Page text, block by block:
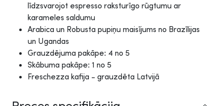
līdzsvarojot espresso raksturīgo rūgtumu ar
karameles saldumu
Arabica un Robusta pupiņu maisījums no Brazīlijas
un Ugandas
Grauzdējuma pakāpe: 4 no 5
Skābuma pakāpe: 1 no 5
Freschezza kafija - grauzdēta Latvijā